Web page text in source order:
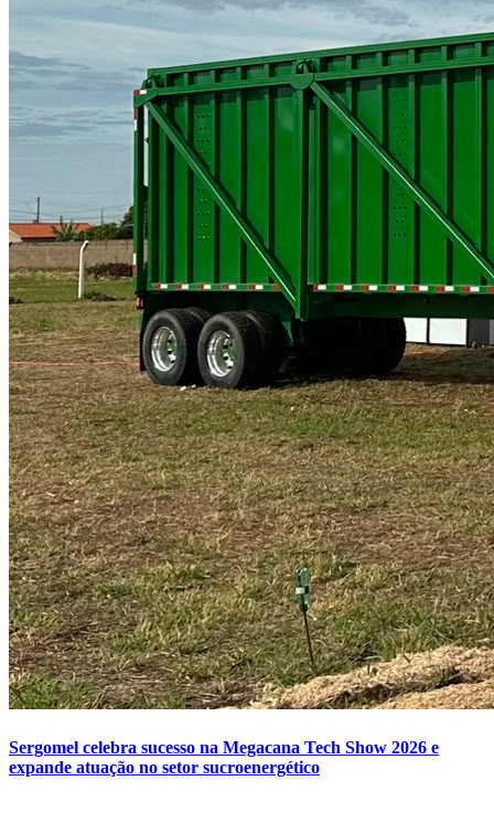
Sergomel celebra sucesso na Megacana Tech Show 2026 e
expande atuação no setor sucroenergético